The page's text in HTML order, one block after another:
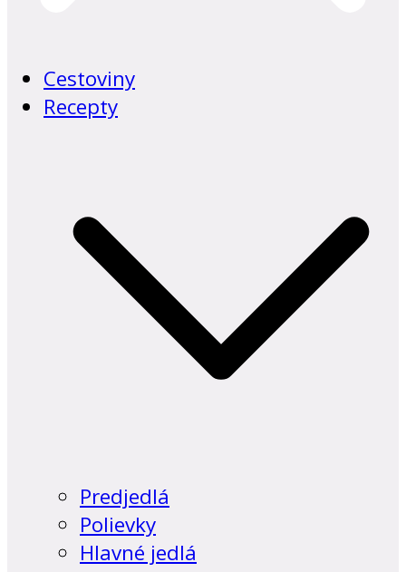
Cestoviny
Recepty
Predjedlá
Polievky
Hlavné jedlá